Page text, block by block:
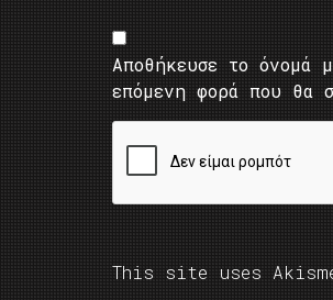
Αποθήκευσε το
επόμενη φορά που θα
This site uses